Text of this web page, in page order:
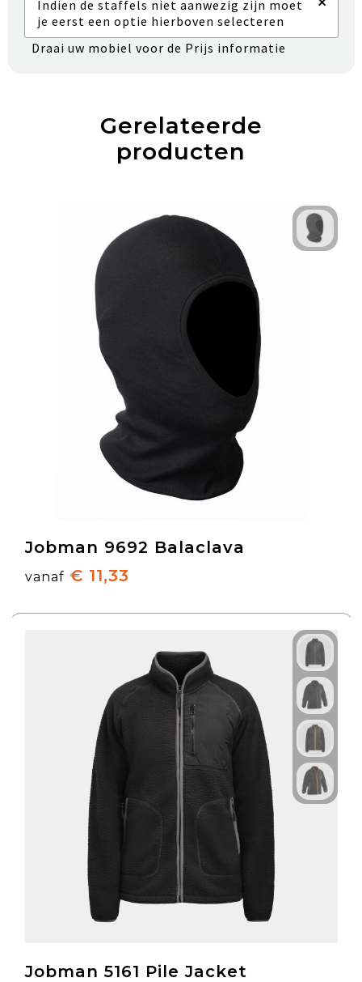
Indien de staffels niet aanwezig zijn moet
je eerst een optie hierboven selecteren
Draai uw mobiel voor de Prijs informatie
Gerelateerde
producten
Jobman 9692 Balaclava
vanaf € 11,33
Jobman 5161 Pile Jacket